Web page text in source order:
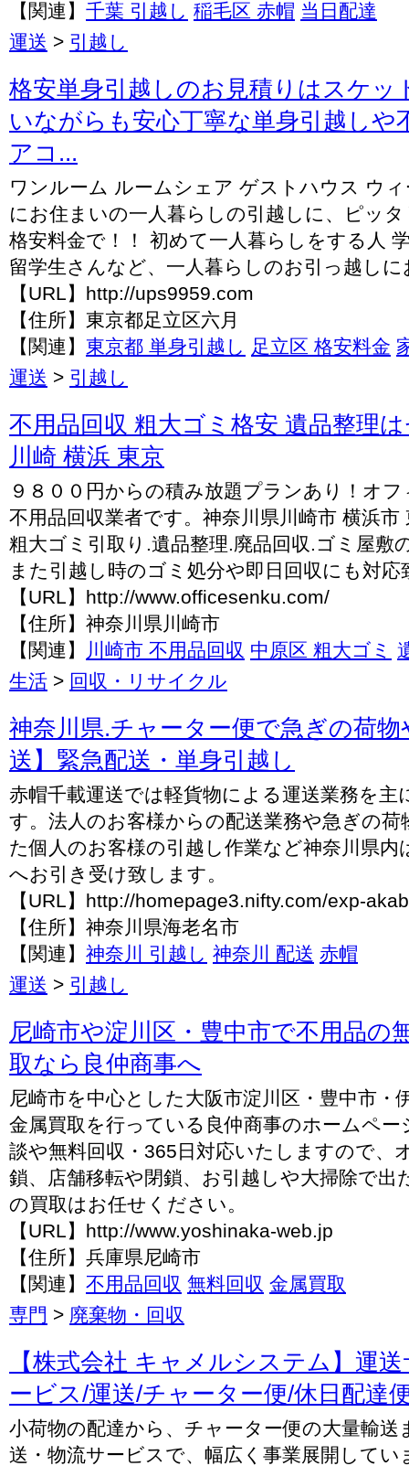
【関連】 千葉 引越し 稲毛区 赤帽 当日配達
運送 > 引越し
格安単身引越しのお見積りはスケッ
いながらも安心丁寧な単身引越しや
アコ...
ワンルーム ルームシェア ゲストハウス ウ
にお住まいの一人暮らしの引越しに、ピッ
格安料金で！！ 初めて一人暮らしをする人
留学生さんなど、一人暮らしのお引っ越し
【URL】http://ups9959.com
【住所】東京都足立区六月
【関連】 東京都 単身引越し 足立区 格安料金
運送 > 引越し
不用品回収 粗大ゴミ格安 遺品整理
川崎 横浜 東京
９８００円からの積み放題プランあり！オ
不用品回収業者です。神奈川県川崎市 横浜市
粗大ゴミ引取り.遺品整理.廃品回収.ゴミ屋敷
また引越し時のゴミ処分や即日回収にも対応
【URL】http://www.officesenku.com/
【住所】神奈川県川崎市
【関連】
川崎市 不用品回収 中原区 粗大ゴミ
生活 > 回収・リサイクル
神奈川県.チャーター便で急ぎの荷物
送】緊急配送・単身引越し
赤帽千載運送では軽貨物による運送業務を主
す。法人のお客様からの配送業務や急ぎの荷
た個人のお客様の引越し作業など神奈川県内
へお引き受け致します。
【URL】http://homepage3.nifty.com/exp-
【住所】神奈川県海老名市
【関連】 神奈川 引越し 神奈川 配送 赤帽
運送 > 引越し
尼崎市や淀川区・豊中市で不用品の
取なら良仲商事へ
尼崎市を中心とした大阪市淀川区・豊中市・
金属買取を行っている良仲商事のホームペー
談や無料回収・365日対応いたしますので、
鎖、店舗移転や閉鎖、お引越しや大掃除で出
の買取はお任せください。
【URL】http://www.yoshinaka-web.jp
【住所】兵庫県尼崎市
【関連】 不用品回収 無料回収 金属買取
専門 > 廃棄物・回収
【株式会社 キャメルシステム】運
ービス/運送/チャーター便/休日配達
小荷物の配達から、チャーター便の大量輸送
送・物流サービスで、幅広く事業展開してい